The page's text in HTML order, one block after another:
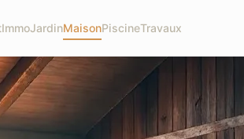
ImmoJardinMaisonPiscineTravaux